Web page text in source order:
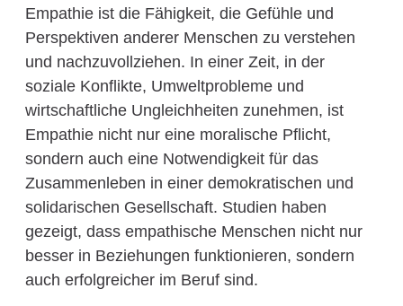
Empathie ist die Fähigkeit, die Gefühle und
Perspektiven anderer Menschen zu verstehen
und nachzuvollziehen. In einer Zeit, in der
soziale Konflikte, Umweltprobleme und
wirtschaftliche Ungleichheiten zunehmen, ist
Empathie nicht nur eine moralische Pflicht,
sondern auch eine Notwendigkeit für das
Zusammenleben in einer demokratischen und
solidarischen Gesellschaft. Studien haben
gezeigt, dass empathische Menschen nicht nur
besser in Beziehungen funktionieren, sondern
auch erfolgreicher im Beruf sind.